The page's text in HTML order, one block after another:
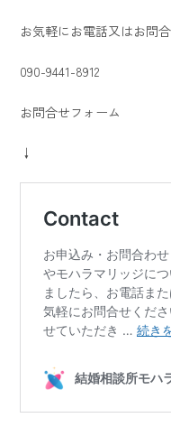
お気軽にお電話又はお問
090-9441-8912
お問合せフォーム
↓